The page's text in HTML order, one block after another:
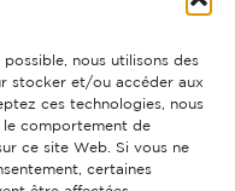
nous utilisons des
stocker et/ou accéder aux
ces technologies, nous
le comportement de
ce site Web. Si vous ne
certaines